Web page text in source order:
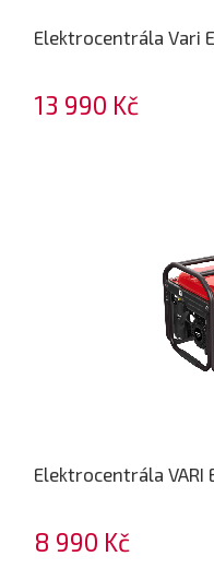
Elektrocentrála Vari
13 990 Kč
Elektrocentrála VARI
8 990 Kč